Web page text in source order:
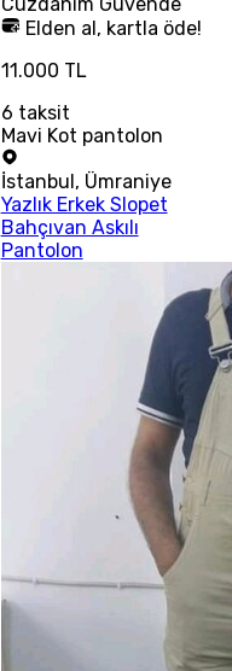
Elden al, kartla öde!
11.000 TL
6 taksit
Mavi Kot pantolon
İstanbul, Ümraniye
Yazlık Erkek Slopet
Bahçıvan Askılı
Pantolon